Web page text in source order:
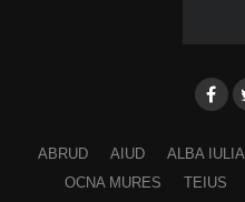
ABRUD AIUD ALBA IULIA
OCNA MURES
TEIUS